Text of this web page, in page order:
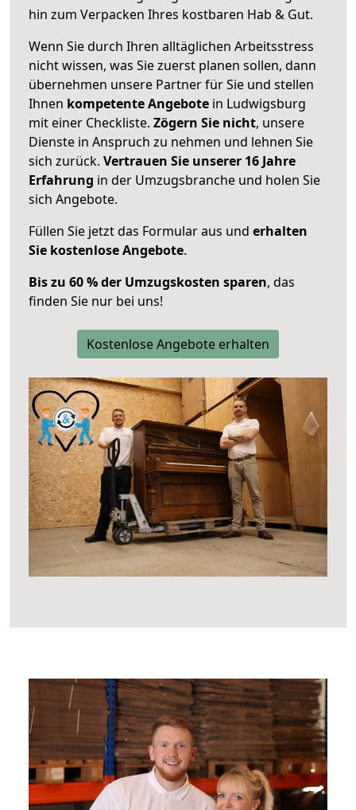
hin zum Verpacken Ihres kostbaren Hab & Gut.
Wenn Sie durch Ihren alltäglichen Arbeitsstress
nicht wissen, was Sie zuerst planen sollen, dann
übernehmen unsere Partner für Sie und stellen
Ihnen kompetente Angebote in Ludwigsburg
mit einer Checkliste. Zögern Sie nicht, unsere
Dienste in Anspruch zu nehmen und lehnen Sie
sich zurück. Vertrauen Sie unserer 16 Jahre
Erfahrung in der Umzugsbranche und holen Sie
sich Angebote.
Füllen Sie jetzt das Formular aus und erhalten
Sie kostenlose Angebote.
Bis zu 60 % der Umzugskosten sparen, das
finden Sie nur bei uns!
Kostenlose Angebote erhalten